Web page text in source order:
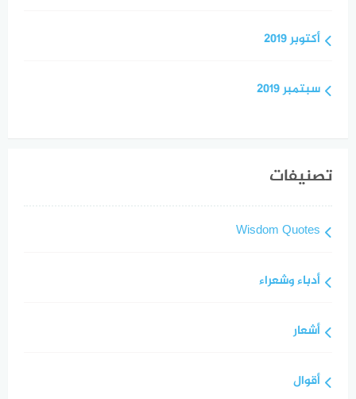
أكتوبر 2019
سبتمبر 2019
تصنيفات
Wisdom Quotes
أدباء وشعراء
أشعار
أقوال